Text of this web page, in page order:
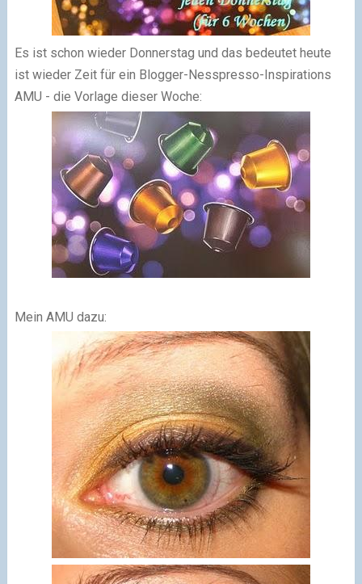
Es ist schon wieder Donnerstag und das bedeutet heute
ist wieder Zeit für ein Blogger-Nesspresso-Inspirations
AMU - die Vorlage dieser Woche:
Mein AMU dazu: